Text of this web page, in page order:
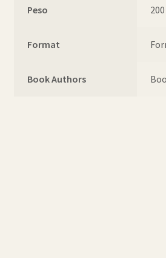
Peso
Format
Book Authors